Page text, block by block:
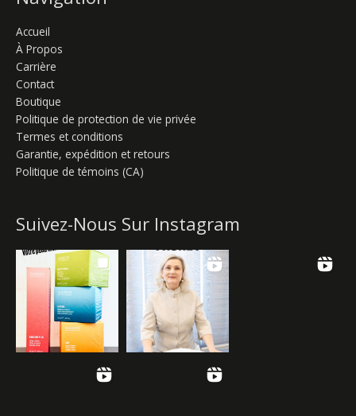
Accueil
À Propos
Carrière
Contact
Boutique
Politique de protection de vie privée
Termes et conditions
Garantie, expédition et retours
Politique de témoins (CA)
Suivez-Nous Sur Instagram